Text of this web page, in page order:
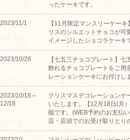
ったケーキです。
2023/11/1
【11月限定マンスリーケーキ
リスのシルエットチョコが可
イメージしたショコラケーキ
2023/10/26
【七五三チョコプレート】七
飾れるチョコプレートをご用
レーションケーキにお付けし
2023/10/18～
12/18
クリスマスデコレーションケ
いたします。【12月18日(月
能です。(WEB予約のお支払
店・店頭でのお受け取りとり